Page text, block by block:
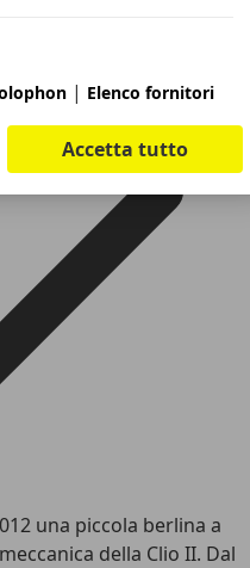
una piccola berlina a
della Clio II. Dal
| Elenco fornitori
Accetta tutto